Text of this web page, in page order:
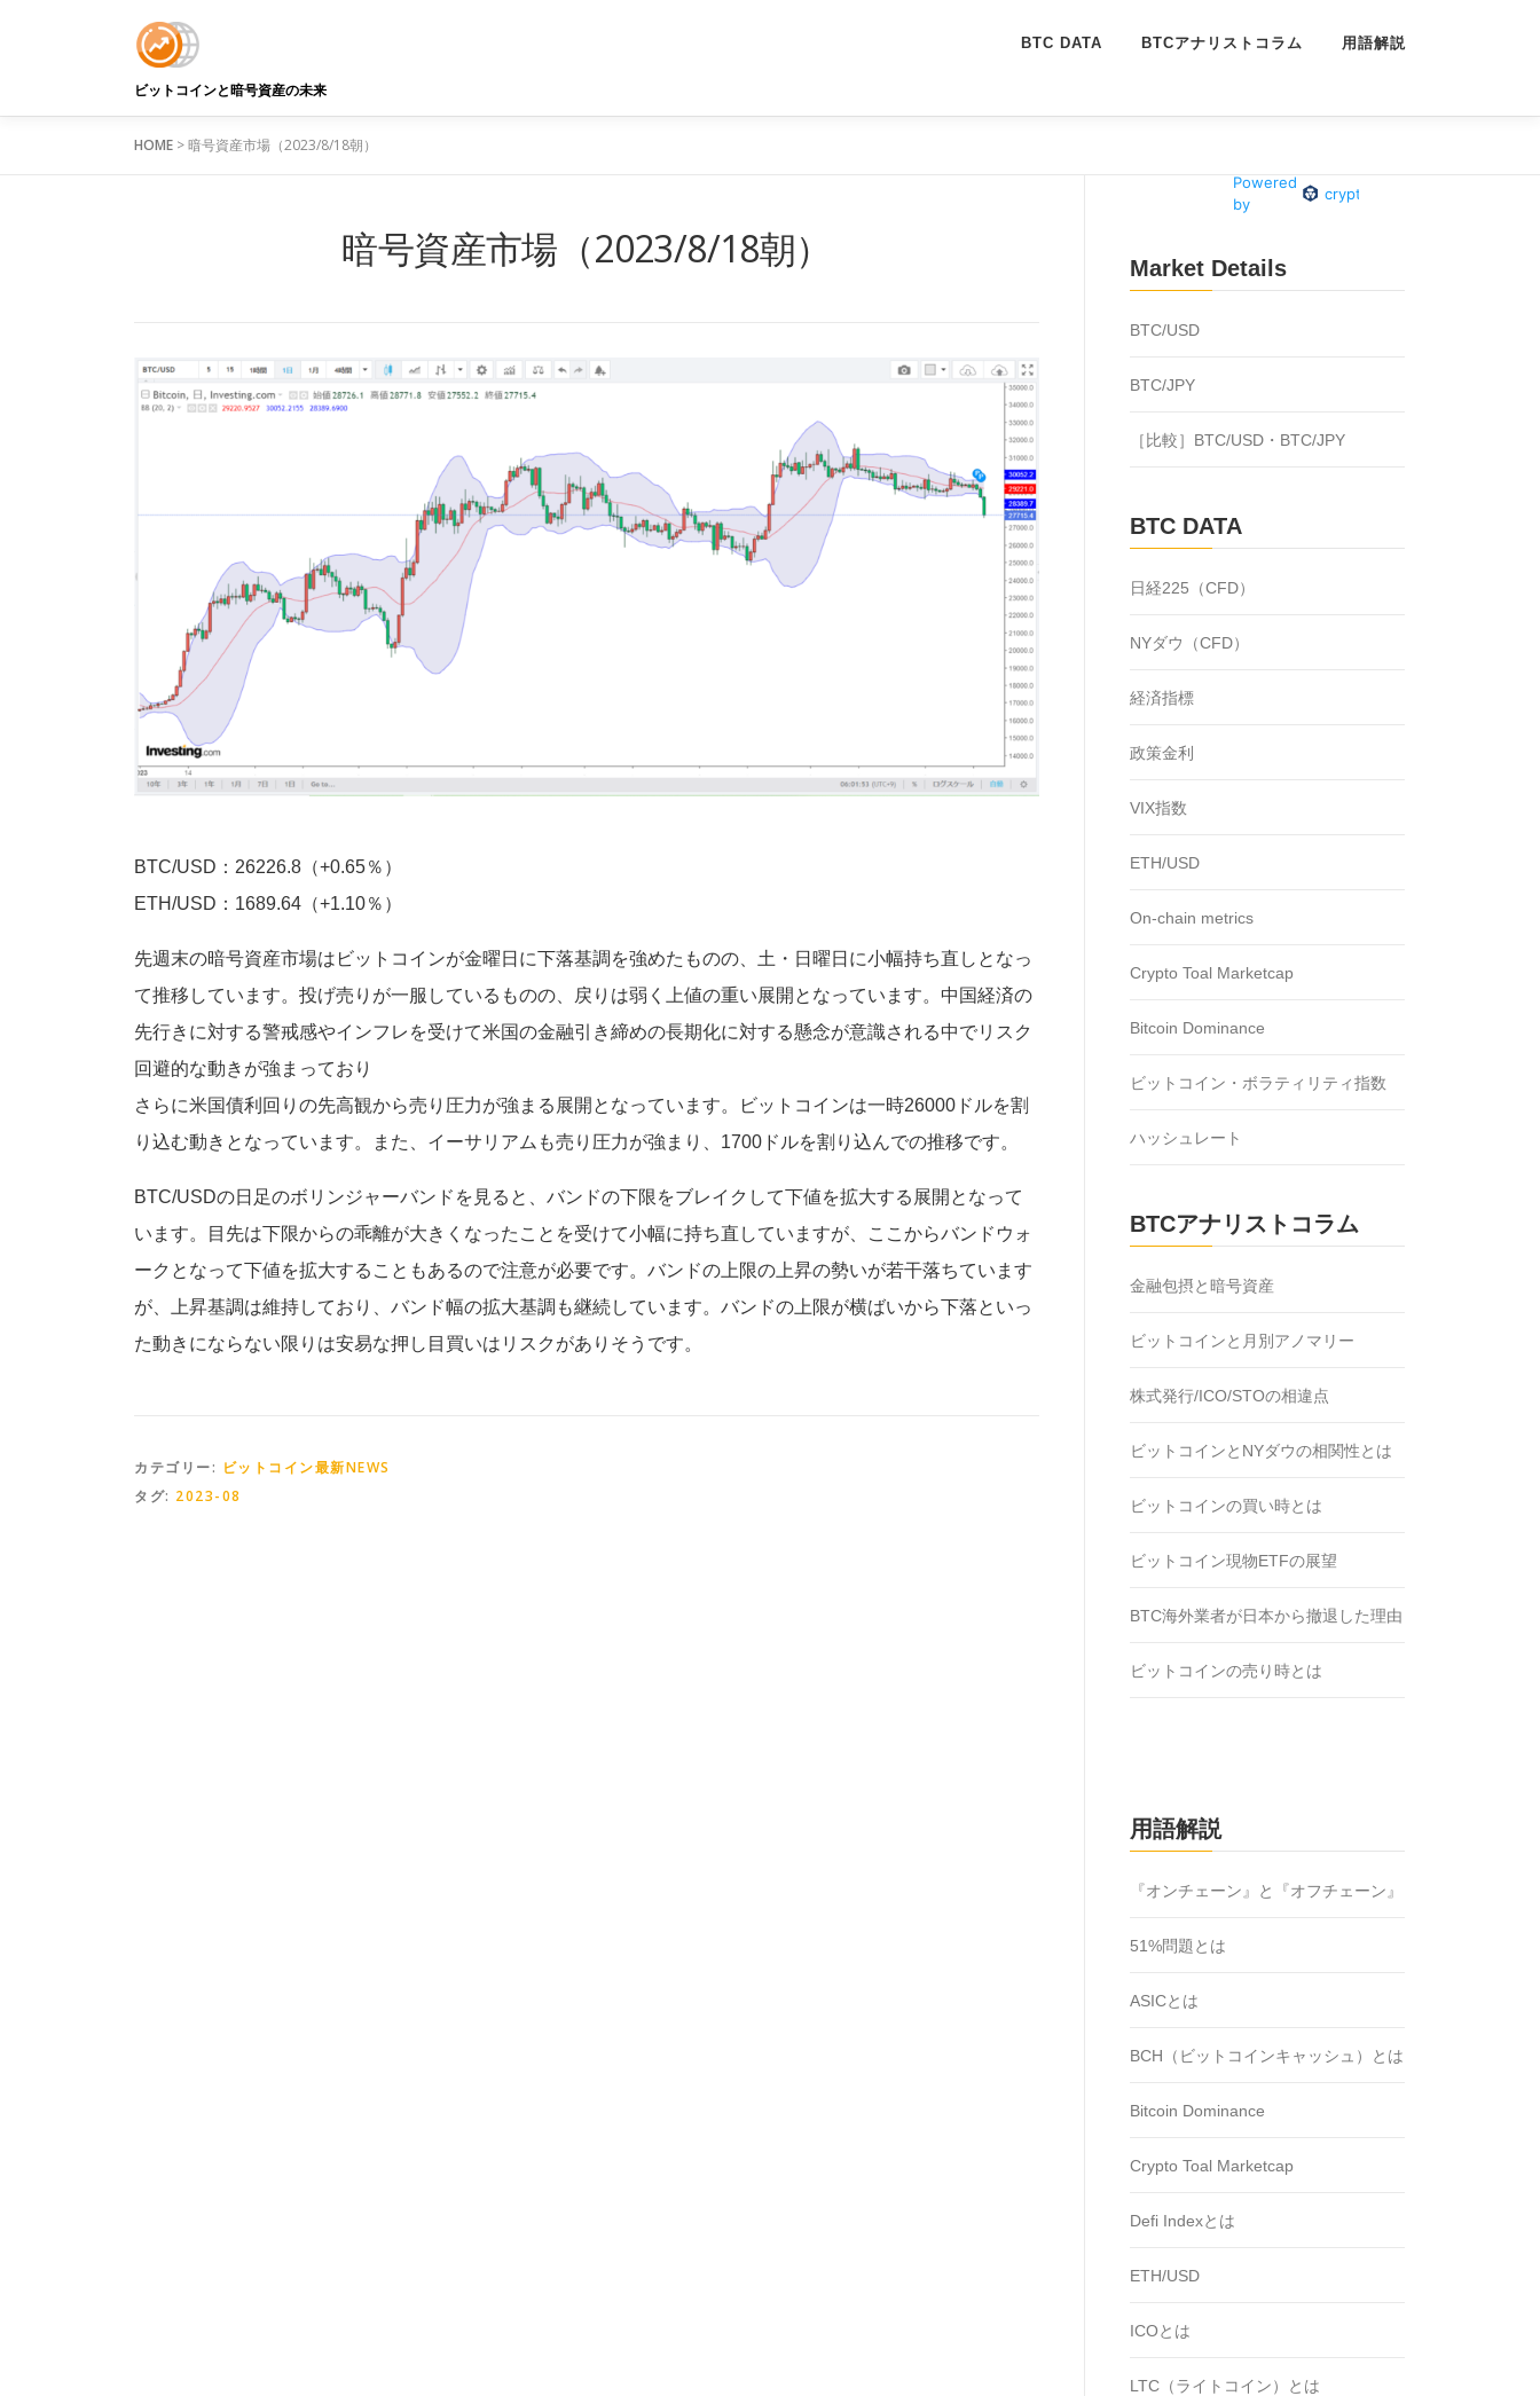
ツ
ビットコインと暗号資産の未来
BTC DATA BTCアナリストコラム 用語解説
HOME >暗号資産市場（2023/8/18朝）
暗号資産市場（2023/8/18朝）
BTC/USD：26226.8（+0.65％）
ETH/USD：1689.64（+1.10％）
先週末の暗号資産市場はビットコインが金曜日に下落基調を強めたものの、土・日曜日に小幅持ち直しとなっ
て推移しています。投げ売りが一服しているものの、戻りは弱く上値の重い展開となっています。中国経済の
先行きに対する警戒感やインフレを受けて米国の金融引き締めの長期化に対する懸念が意識される中でリスク
回避的な動きが強まっており
さらに米国債利回りの先高観から売り圧力が強まる展開となっています。ビットコインは一時26000ドルを割
り込む動きとなっています。また、イーサリアムも売り圧力が強まり、1700ドルを割り込んでの推移です。
BTC/USDの日足のボリンジャーバンドを見ると、バンドの下限をブレイクして下値を拡大する展開となって
います。目先は下限からの乖離が大きくなったことを受けて小幅に持ち直していますが、ここからバンドウォ
ークとなって下値を拡大することもあるので注意が必要です。バンドの上限の上昇の勢いが若干落ちています
が、上昇基調は維持しており、バンド幅の拡大基調も継続しています。バンドの上限が横ばいから下落といっ
た動きにならない限りは安易な押し目買いはリスクがありそうです。
カテゴリー: ビットコイン最新NEWS
タグ: 2023-08
Market Details
BTC/USD
BTC/JPY
［比較］BTC/USD・BTC/JPY
BTC DATA
日経225（CFD）
NYダウ（CFD）
経済指標
政策金利
VIX指数
ETH/USD
On-chain metrics
Crypto Toal Marketcap
Bitcoin Dominance
ビットコイン・ボラティリティ指数
ハッシュレート
BTCアナリストコラム
金融包摂と暗号資産
ビットコインと月別アノマリー
株式発行/ICO/STOの相違点
ビットコインとNYダウの相関性とは
ビットコインの買い時とは
ビットコイン現物ETFの展望
BTC海外業者が日本から撤退した理由
ビットコインの売り時とは
用語解説
『オンチェーン』と『オフチェーン』
51%問題とは
ASICとは
BCH（ビットコインキャッシュ）とは
Bitcoin Dominance
Crypto Toal Marketcap
Defi Indexとは
ETH/USD
ICOとは
LTC（ライトコイン）とは